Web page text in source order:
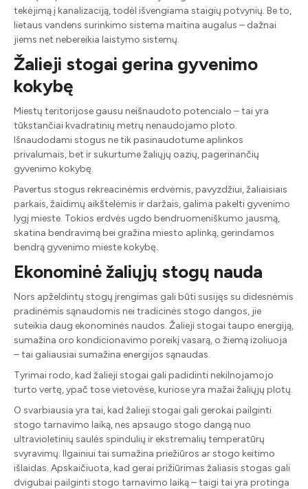
tekėjimą į kanalizaciją, todėl išvengiama staigių potvynių. Be to,
lietaus vandens surinkimo sistema maitina augalus – dažnai
jiems net nebereikia laistymo sistemų.
Žalieji stogai gerina gyvenimo
kokybę
Miestų teritorijose gausu neišnaudoto potencialo – tai yra
tūkstančiai kvadratinių metrų nenaudojamo ploto.
Išnaudodami stogus ne tik pasinaudotume aplinkos
privalumais, bet ir sukurtume žaliųjų oazių, pagerinančių
gyvenimo kokybę.
Pavertus stogus rekreacinėmis erdvėmis, pavyzdžiui, žaliaisiais
parkais, žaidimų aikštelėmis ir daržais, galima pakelti gyvenimo
lygį mieste. Tokios erdvės ugdo bendruomeniškumo jausmą,
skatina bendravimą bei gražina miesto aplinką, gerindamos
bendrą gyvenimo mieste kokybę.
Ekonominė žaliųjų stogų nauda
Nors apželdintų stogų įrengimas gali būti susijęs su didesnėmis
pradinėmis sąnaudomis nei tradicinės stogo dangos, jie
suteikia daug ekonominės naudos. Žalieji stogai taupo energiją,
sumažina oro kondicionavimo poreikį vasarą, o žiemą izoliuoja
– tai galiausiai sumažina energijos sąnaudas.
Tyrimai rodo, kad žalieji stogai gali padidinti nekilnojamojo
turto vertę, ypač tose vietovėse, kuriose yra mažai žaliųjų plotų.
O svarbiausia yra tai, kad žalieji stogai gali gerokai pailginti
stogo tarnavimo laiką, nes apsaugo stogo dangą nuo
ultravioletinių saulės spindulių ir ekstremalių temperatūrų
svyravimų. Ilgainiui tai sumažina priežiūros ar stogo keitimo
išlaidas. Apskaičiuota, kad gerai prižiūrimas žaliasis stogas gali
dvigubai pailginti stogo tarnavimo laiką – taigi tai yra protinga